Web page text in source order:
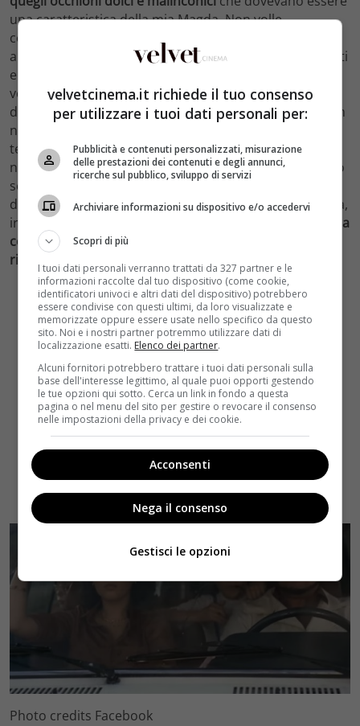
una caratteristica della mia Magda. Non volle
continuare per scelta la strada del cinema. Era rimasta
appagata dal nostro film e si mise ad organizzare eventi
e concerti musicali.
volta la incontrai lo scorso anno all’Isola Tiberina
durante la rassegna cinematografica estiva. Di quel film
non è rimasto quasi nessuno, e questo mi deprime
terribilmente. Ma il cinema, fortunatamente, ci ” ferma
nel tempo”. Illudendoci di una certa immortalità su uno
schermo. Magda sarà sempre nel mio cuore come una
delle creazioni più riuscite: era sempre allegra,spiritosa,
ironica.
Grazie Irina per aver condiviso con me una bella
commedia rimasta nel cuore di tanti spettatori. Ti
ricorderò per sempre cara, dolce amica
Photo credits Facebook
velvetcinema.it richiede il tuo consenso
per utilizzare i tuoi dati personali per:
Pubblicità e contenuti personalizzati, misurazione
delle prestazioni dei contenuti e degli annunci,
ricerche sul pubblico, sviluppo di servizi
Archiviare informazioni su dispositivo e/o accedervi
Scopri di più
I tuoi dati personali verranno trattati da 327 partner e le
informazioni raccolte dal tuo dispositivo (come cookie,
identificatori univoci e altri dati del dispositivo) potrebbero
essere condivise con questi ultimi, da loro visualizzate e
memorizzate oppure essere usate nello specifico da questo
sito. Noi e i nostri partner potremmo utilizzare dati di
localizzazione esatti. Elenco dei partner.
Alcuni fornitori potrebbero trattare i tuoi dati personali sulla
base dell'interesse legittimo, al quale puoi opporti gestendo
le tue opzioni qui sotto. Cerca un link in fondo a questa
pagina o nel menu del sito per gestire o revocare il consenso
nelle impostazioni della privacy e dei cookie.
Acconsenti
Nega il consenso
Gestisci le opzioni